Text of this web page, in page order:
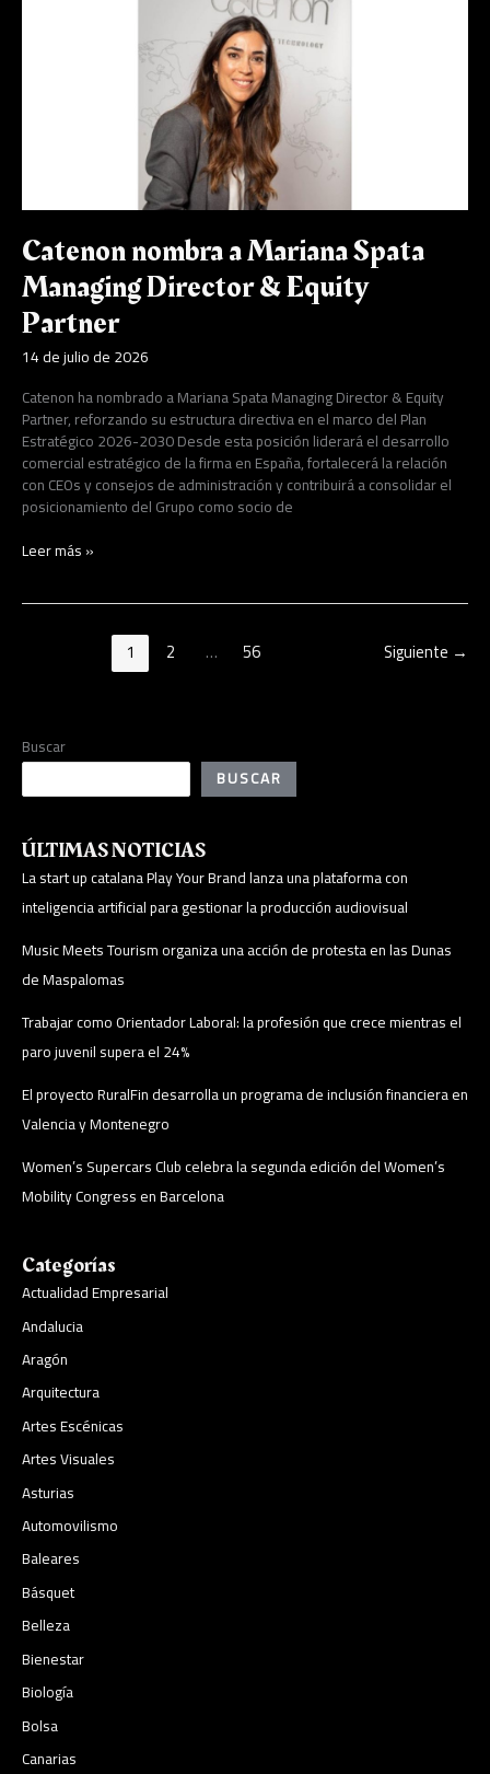
Catenon nombra a Mariana Spata
Managing Director & Equity
Partner
14 de julio de 2026
Catenon ha nombrado a Mariana Spata Managing Director & Equity
Partner, reforzando su estructura directiva en el marco del Plan
Estratégico 2026-2030 Desde esta posición liderará el desarrollo
comercial estratégico de la firma en España, fortalecerá la relación
con CEOs y consejos de administración y contribuirá a consolidar el
posicionamiento del Grupo como socio de
Leer más »
1 2 … 56 Siguiente →
Buscar
BUSCAR
ÚLTIMAS NOTICIAS
La start up catalana Play Your Brand lanza una plataforma con
inteligencia artificial para gestionar la producción audiovisual
Music Meets Tourism organiza una acción de protesta en las Dunas
de Maspalomas
Trabajar como Orientador Laboral: la profesión que crece mientras el
paro juvenil supera el 24%
El proyecto RuralFin desarrolla un programa de inclusión financiera en
Valencia y Montenegro
Women’s Supercars Club celebra la segunda edición del Women’s
Mobility Congress en Barcelona
Categorías
Actualidad Empresarial
Andalucia
Aragón
Arquitectura
Artes Escénicas
Artes Visuales
Asturias
Automovilismo
Baleares
Básquet
Belleza
Bienestar
Biología
Bolsa
Canarias